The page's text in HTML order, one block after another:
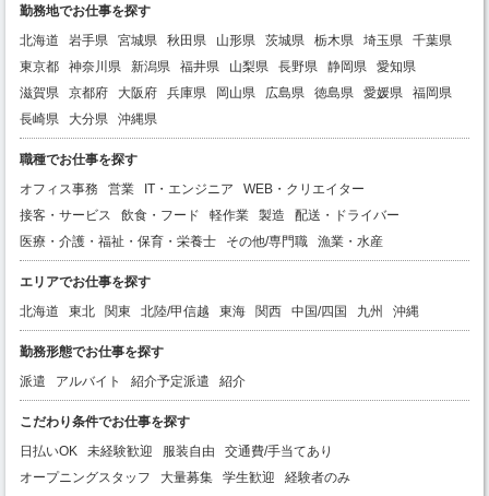
勤務地でお仕事を探す
北海道
岩手県 宮城県 秋田県 山形県 茨城県 栃木県 埼玉県
千葉県
東京都
神奈川県 新潟県 福井県 山梨県 長野県 静岡県
愛知県
滋賀県
京都府 大阪府 兵庫県 岡山県 広島県 徳島県 愛媛県
福岡県
長崎県
大分県 沖縄県
職種でお仕事を探す
オフィス事務
営業 IT・エンジニア
WEB・クリエイター
接客・サービス
飲食・フード 軽作業 製造
配送・ドライバー
医療・介護・福祉・保育・栄養士
その他/専門職 漁業・水産
エリアでお仕事を探す
北海道
東北 関東 北陸/甲信越 東海 関西 中国/四国 九州 沖縄
勤務形態でお仕事を探す
派遣
アルバイト 紹介予定派遣 紹介
こだわり条件でお仕事を探す
日払いOK
未経験歓迎 服装自由
交通費/手当てあり
オープニングスタッフ
大量募集 学生歓迎 経験者のみ